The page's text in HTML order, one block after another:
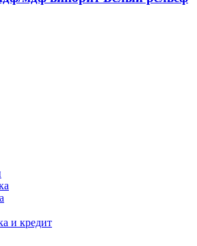
и кредит